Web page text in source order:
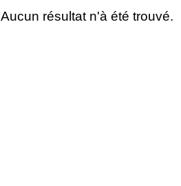
Aucun résultat n'à été trouvé.